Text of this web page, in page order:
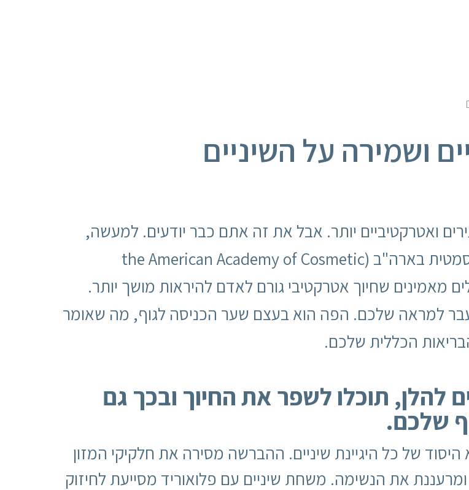
ושמירה על השיניים
ואטרקטיביים יותר. אבל את זה אתם כבר יודעים. למעשה,
לפי מחקר שערכה האקדמיה לרפואת שיניים קוסמטית בארה"ב (the American Academy of Cosmetic
למראה שלכם. הפה הוא בעצם שער הכניסה לגוף, מה שאומר
הכללית שלכם.
תוכלו לשפר את החיוך ובכך גם
שלכם.
היסוד של כל היגיינת שיניים. ההברשה מסירה את חלקיקי המזון
את הנשימה. משחת שיניים עם פלואוריד מסייעת לחיזוק